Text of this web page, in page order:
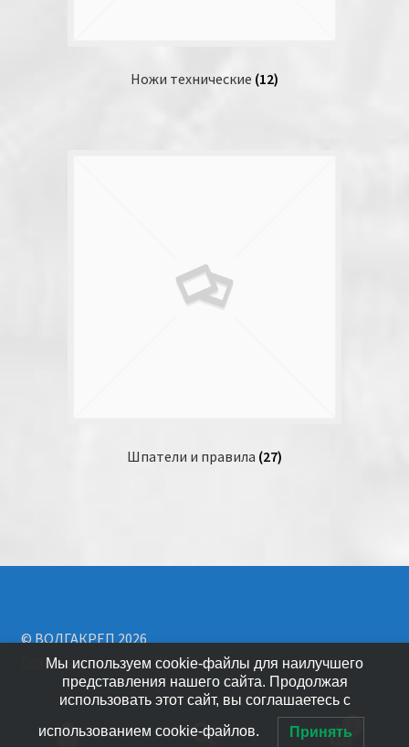
Ножи технические (12)
Шпатели и правила (27)
© ВОЛГАКРЕП 2026
Создано с помощью WooCommerce
Мы используем cookie-файлы для наилучшего
представления нашего сайта. Продолжая
использовать этот сайт, вы соглашаетесь с
использованием cookie-файлов. Принять